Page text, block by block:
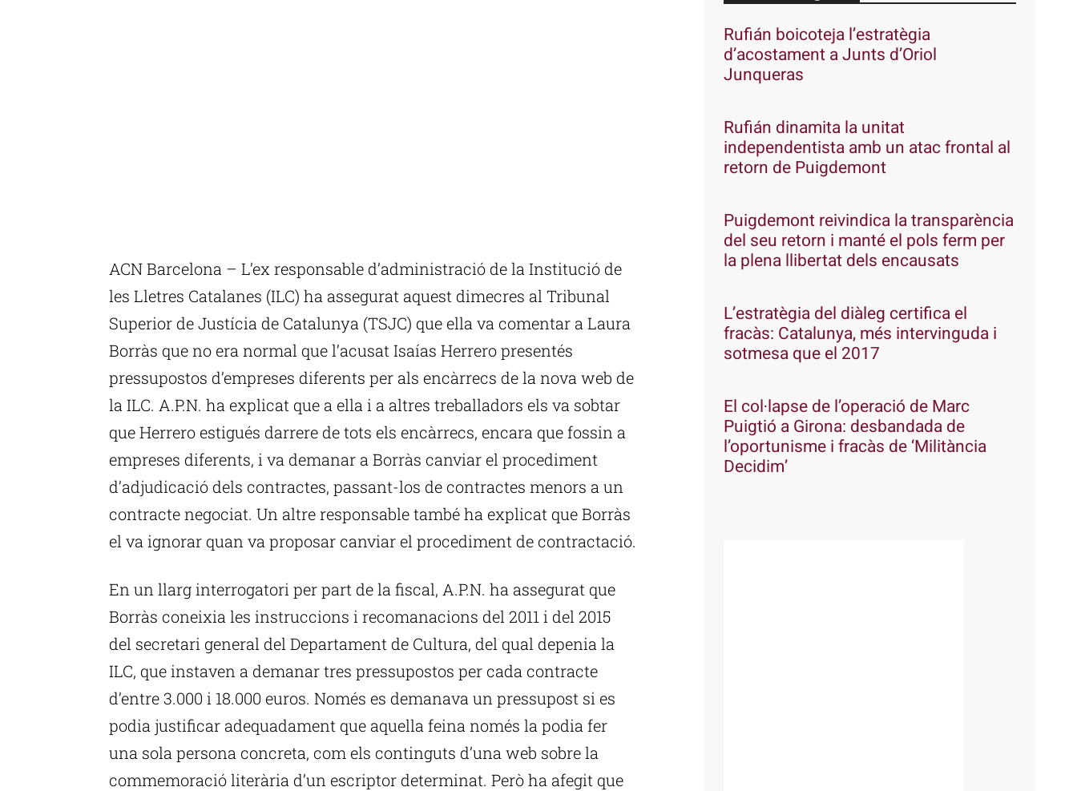
ACN Barcelona – L’ex responsable d’administració de la Institució de
les Lletres Catalanes (ILC) ha assegurat aquest dimecres al Tribunal
Superior de Justícia de Catalunya (TSJC) que ella va comentar a Laura
Borràs que no era normal que l’acusat Isaías Herrero presentés
pressupostos d’empreses diferents per als encàrrecs de la nova web de
la ILC. A.P.N. ha explicat que a ella i a altres treballadors els va sobtar
que Herrero estigués darrere de tots els encàrrecs, encara que fossin a
empreses diferents, i va demanar a Borràs canviar el procediment
d’adjudicació dels contractes, passant-los de contractes menors a un
contracte negociat. Un altre responsable també ha explicat que Borràs
el va ignorar quan va proposar canviar el procediment de contractació.
En un llarg interrogatori per part de la fiscal, A.P.N. ha assegurat que
Borràs coneixia les instruccions i recomanacions del 2011 i del 2015
del secretari general del Departament de Cultura, del qual depenia la
ILC, que instaven a demanar tres pressupostos per cada contracte
d’entre 3.000 i 18.000 euros. Només es demanava un pressupost si es
podia justificar adequadament que aquella feina només la podia fer
una sola persona concreta, com els continguts d’una web sobre la
commemoració literària d’un escriptor determinat. Però ha afegit que
Rufián boicoteja l’estratègia
d’acostament a Junts d’Oriol
Junqueras
Rufián dinamita la unitat
independentista amb un atac frontal al
retorn de Puigdemont
Puigdemont reivindica la transparència
del seu retorn i manté el pols ferm per
la plena llibertat dels encausats
L’estratègia del diàleg certifica el
fracàs: Catalunya, més intervinguda i
sotmesa que el 2017
El col·lapse de l’operació de Marc
Puigtió a Girona: desbandada de
l’oportunisme i fracàs de ‘Militància
Decidim’